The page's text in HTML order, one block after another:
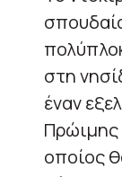
στη
έναν
Πρώιμης
οποίος